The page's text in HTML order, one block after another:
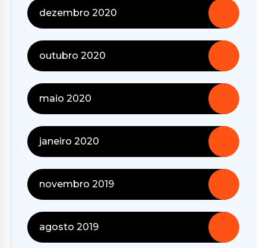
dezembro 2020
outubro 2020
maio 2020
janeiro 2020
novembro 2019
agosto 2019